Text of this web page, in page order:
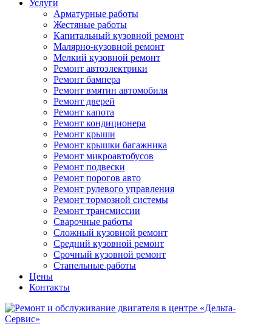
Услуги
Арматурные работы
Жестяные работы
Капитальный кузовной ремонт
Малярно-кузовной ремонт
Мелкий кузовной ремонт
Ремонт автоэлектрики
Ремонт бампера
Ремонт вмятин автомобиля
Ремонт дверей
Ремонт капота
Ремонт кондиционера
Ремонт крыши
Ремонт крышки багажника
Ремонт микроавтобусов
Ремонт подвески
Ремонт порогов авто
Ремонт рулевого управления
Ремонт тормозной системы
Ремонт трансмиссии
Сварочные работы
Сложный кузовной ремонт
Средний кузовной ремонт
Срочный кузовной ремонт
Стапельные работы
Цены
Контакты